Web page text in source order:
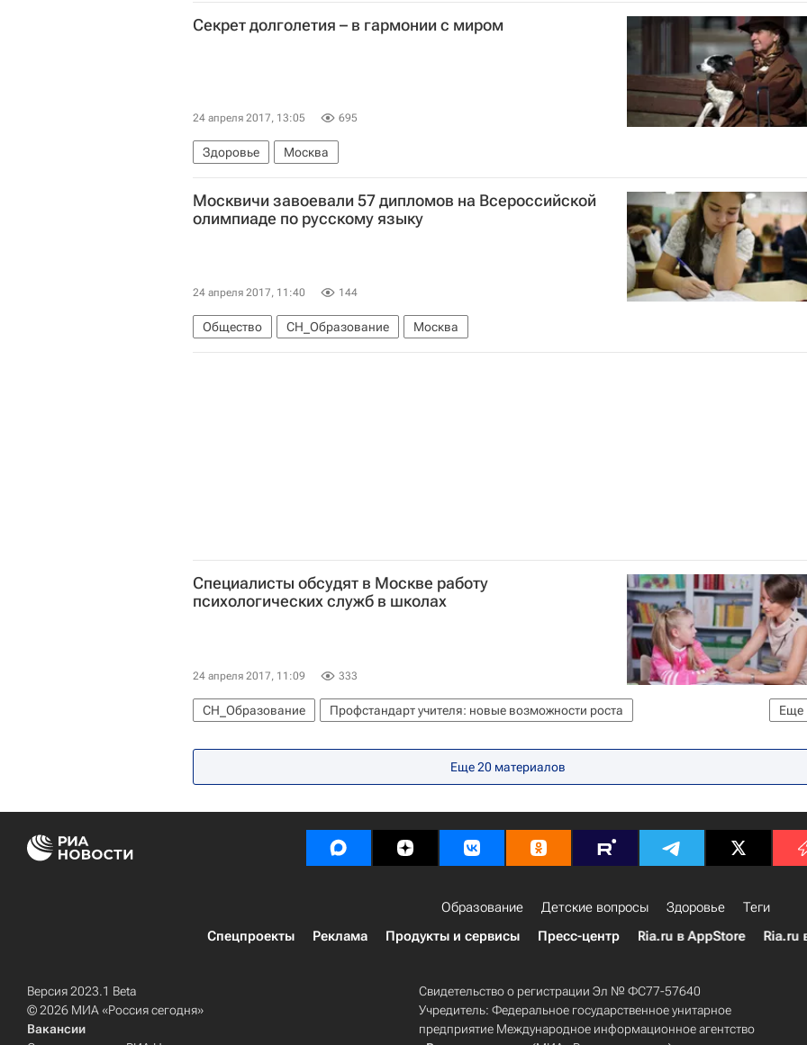
Секрет долголетия – в гармонии с миром
24 апреля 2017, 13:05 695
Здоровье Москва
Москвичи завоевали 57 дипломов на Всероссийской
олимпиаде по русскому языку
24 апреля 2017, 11:40 144
Общество СН_Образование Москва
Специалисты обсудят в Москве работу
психологических служб в школах
24 апреля 2017, 11:09 333
Еще
СН_Образование
Профстандарт учителя: новые возможности роста
Еще 20 материалов
Образование Детские вопросы Здоровье
Теги
Спецпроекты
Реклама Продукты и сервисы Пресс-центр Ria.ru в AppStore Ria.ru
Версия 2023.1 Beta
© 2026 МИА «Россия сегодня»
Вакансии
Свидетельство о регистрации Эл № ФС77-57640
Учредитель: Федеральное государственное унитарное
предприятие Международное информационное агентство